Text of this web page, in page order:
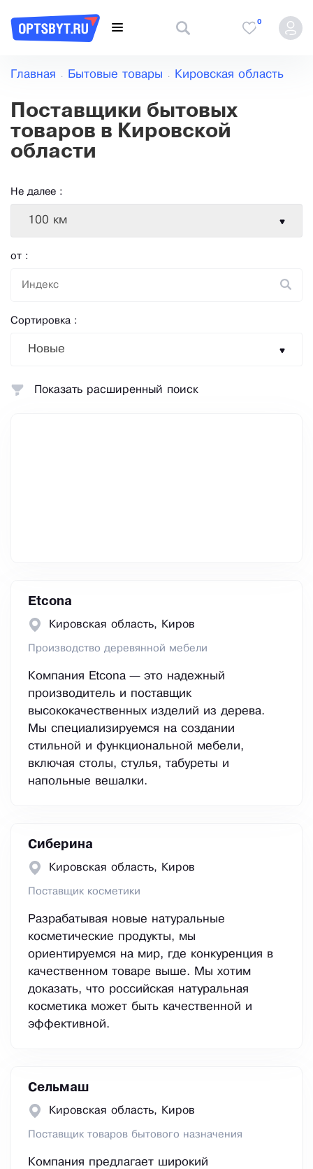
0
Главная Бытовые товары Кировская область
Поставщики бытовых
товаров в Кировской
области
Не далее :
100 км
от :
Сортировка :
Новые
Etcona
Кировская область, Киров
Производство деревянной мебели
Компания Etcona — это надежный
производитель и поставщик
высококачественных изделий из дерева.
Мы специализируемся на создании
стильной и функциональной мебели,
включая столы, стулья, табуреты и
напольные вешалки.
Сиберина
Кировская область, Киров
Поставщик косметики
Разрабатывая новые натуральные
косметические продукты, мы
ориентируемся на мир, где конкуренция в
качественном товаре выше. Мы хотим
доказать, что российская натуральная
косметика может быть качественной и
эффективной.
Сельмаш
Кировская область, Киров
Поставщик товаров бытового назначения
Компания предлагает широкий
Показать расширенный поиск